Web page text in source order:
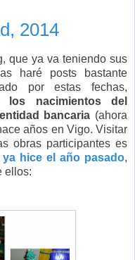
2014
que ya va teniendo sus
haré posts bastante
por estas fechas,
los nacimientos del
bancaria (ahora
años en Vigo. Visitar
obras participantes es
hice el año pasado,
ellos: